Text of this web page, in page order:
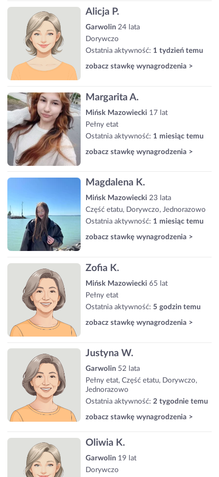
Alicja P.
Garwolin 24 lata
Dorywczo
Ostatnia aktywność: 1 tydzień temu
zobacz stawkę wynagrodzenia >
Margarita A.
Mińsk Mazowiecki 17 lat
Pełny etat
Ostatnia aktywność: 1 miesiąc temu
zobacz stawkę wynagrodzenia >
Magdalena K.
Mińsk Mazowiecki 23 lata
Część etatu, Dorywczo, Jednorazowo
Ostatnia aktywność: 1 miesiąc temu
zobacz stawkę wynagrodzenia >
Zofia K.
Mińsk Mazowiecki 65 lat
Pełny etat
Ostatnia aktywność: 5 godzin temu
zobacz stawkę wynagrodzenia >
Justyna W.
Garwolin 52 lata
Pełny etat, Część etatu, Dorywczo,
Jednorazowo
Ostatnia aktywność: 2 tygodnie temu
zobacz stawkę wynagrodzenia >
Oliwia K.
Garwolin 19 lat
Dorywczo